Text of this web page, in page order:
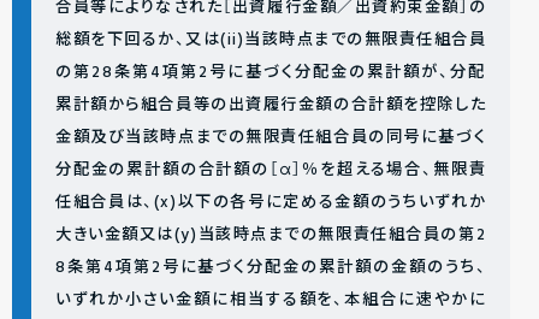
合員等によりなされた［出資履行金額／出資約束金額］の
総額を下回るか、又は(ii)当該時点までの無限責任組合員
の第28条第4項第2号に基づく分配金の累計額が、分配
累計額から組合員等の出資履行金額の合計額を控除した
金額及び当該時点までの無限責任組合員の同号に基づく
分配金の累計額の合計額の［α］％を超える場合、無限責
任組合員は、(x)以下の各号に定める金額のうちいずれか
大きい金額又は(y)当該時点までの無限責任組合員の第2
8条第4項第2号に基づく分配金の累計額の金額のうち、
いずれか小さい金額に相当する額を、本組合に速やかに